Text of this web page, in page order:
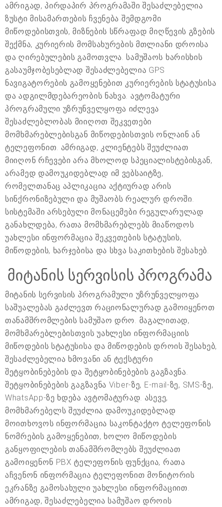
ამრიგად, პირდაპირ პროგრამაში შესაძლებელია
ზუსტი მისამართების ჩვენება შემდგომი
მიწოდებისთვის, მიზნების სწრაფად მიღწევის გზების
შექმნა, კურიერის მომსახურების მთლიანი დროისა
და ღირებულების გამოთვლა. სამუშაოს ხარისხის
გასაუმჯობესებლად შესაძლებელია GPS
ნავიგატორების გამოყენებით კურიერების სტატუსისა
და ადგილმდებარეობის ნახვა. ავტომატური
პროგრამული უზრუნველყოფა იძლევა
შესაძლებლობას მიიღოთ შეკვეთები
მომხმარებლებისგან მიწოდებისთვის ონლაინ ან
ტელეფონით. ამრიგად, კლიენტებს შეუძლიათ
მიიღონ რჩევები არა მხოლოდ სპეციალისტებისგან,
არამედ დამოუკიდებლად იმ ვებსაიტზე,
რომელთანაც აპლიკაცია აქტიურად არის
სინქრონიზებული და მუშაობს რეალურ დროში.
სისტემაში არსებული მონაცემები რეგულარულად
განახლდება, რათა მომხმარებლებს მიაწოდოს
უახლესი ინფორმაცია შეკვეთების სტატუსის,
მიწოდების, ხარჯებისა და სხვა საკითხების შესახებ.
მიტანის სერვისის პროგრამა
მიტანის სერვისის პროგრამული უზრუნველყოფა
საშუალებას გაძლევთ რაციონალურად გამოიყენოთ
თანამშრომლების სამუშაო დრო. მაგალითად,
მომხმარებლებისთვის უახლესი ინფორმაციის
მიწოდების სტატუსისა და მიწოდების დროის შესახებ,
შესაძლებელია ხმოვანი ან ტექსტური
შეტყობინებების და შეტყობინებების გაგზავნა.
შეტყობინებების გაგზავნა Viber-ზე, E-mail-ზე, SMS-ზე,
WhatsApp-ზე ხდება ავტომატურად. ასევე,
მომხმარებელს შეუძლია დამოუკიდებლად
მოითხოვოს ინფორმაცია საკონტაქტო ტელეფონის
ნომრების გამოყენებით, ხოლო მიწოდების
განყოფილების თანამშრომლებს შეუძლიათ
გამოიყენონ PBX ტელეფონის ფუნქცია, რათა
აჩვენონ ინფორმაცია ტელეფონით მონიტორის
ეკრანზე გამოსახული უახლესი ინფორმაციით.
ამრიგად, შესაძლებელია სამუშაო დროის